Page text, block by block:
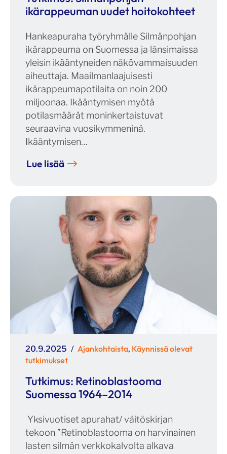
ikärappeuman uudet hoitokohteet
Hankeapuraha työryhmälle Silmänpohjan
ikärappeuma on Suomessa ja länsimaissa
yleisin ikääntyneiden näkövammaisuuden
aiheuttaja. Maailmanlaajuisesti
ikärappeumapotilaita on noin 200
miljoonaa. Ikääntymisen myötä
potilasmäärät moninkertaistuvat
seuraavina vuosikymmeninä.
Ikääntymisen…
Lue lisää
Julkaistu
20.9.2025 Kategoriat
Ajankohtaista, Käynnissä olevat
tutkimukset
Tutkimus: Retinoblastooma
Suomessa 1964–2014
Yksivuotiset apurahat/ väitöskirjan
tekoon ”Retinoblastooma on harvinainen
lasten silmän verkkokalvolta alkava